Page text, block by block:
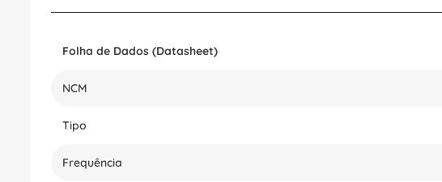
Folha de Dados (Datasheet)
NCM
Tipo
Frequência